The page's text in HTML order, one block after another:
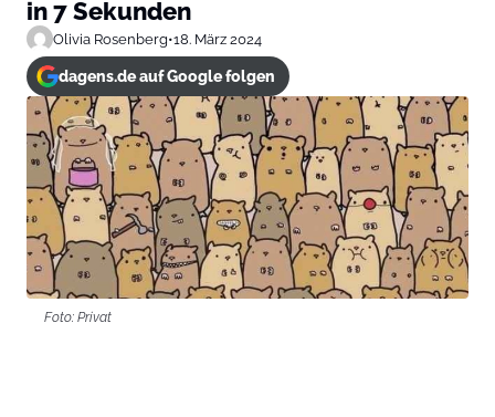
in 7 Sekunden
Olivia Rosenberg•18. März 2024
dagens.de auf Google folgen
Foto: Privat